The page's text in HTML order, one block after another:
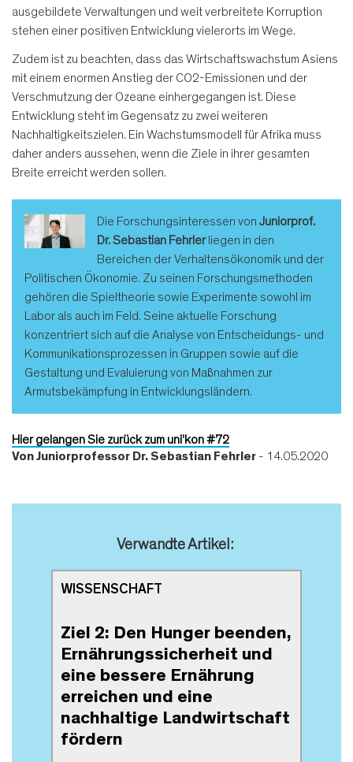
ausgebildete Verwaltungen und weit verbreitete Korruption
stehen einer positiven Entwicklung vielerorts im Wege.
Zudem ist zu beachten, dass das Wirtschaftswachstum Asiens
mit einem enormen Anstieg der CO2-Emissionen und der
Verschmutzung der Ozeane einhergegangen ist. Diese
Entwicklung steht im Gegensatz zu zwei weiteren
Nachhaltigkeitszielen. Ein Wachstumsmodell für Afrika muss
daher anders aussehen, wenn die Ziele in ihrer gesamten
Breite erreicht werden sollen.
Die Forschungsinteressen vonJuniorprof.
Dr. Sebastian Fehrlerliegen in den
Bereichen der Verhaltensökonomik und der
Politischen Ökonomie. Zu seinen Forschungsmethoden
gehören die Spieltheorie sowie Experimente sowohl im
Labor als auch im Feld. Seine aktuelle Forschung
konzentriert sich auf die Analyse von Entscheidungs- und
Kommunikationsprozessen in Gruppen sowie auf die
Gestaltung und Evaluierung von Maßnahmen zur
Armutsbekämpfung in Entwicklungsländern.
Hier gelangen Sie zurück zum uni'kon #72
VonJuniorprofessor Dr. Sebastian Fehrler - 14.05.2020
Verwandte Artikel:
WISSENSCHAFT
Ziel 2: Den Hunger beenden,
Ernährungssicherheit und
eine bessere Ernährung
erreichen und eine
nachhaltige Landwirtschaft
fördern